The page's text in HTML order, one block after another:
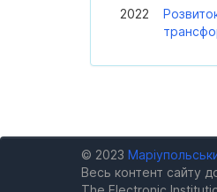
2022
© 2023
Весь контент сайту